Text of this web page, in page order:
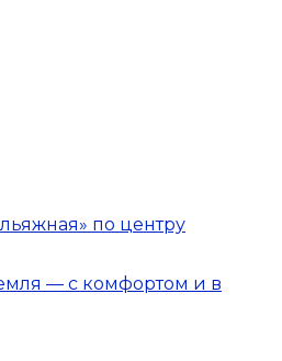
по центру
— с комфортом и в